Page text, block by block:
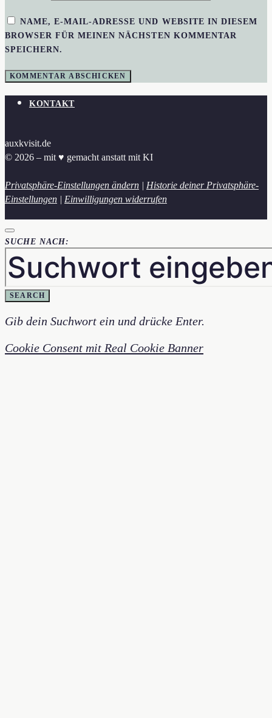
NAME, E-MAIL-ADRESSE UND WEBSITE IN DIESEM
BROWSER FÜR MEINEN NÄCHSTEN KOMMENTAR
SPEICHERN.
KONTAKT
auxkvisit.de
© 2026 – mit ♥︎ gemacht anstatt mit KI
Privatsphäre-Einstellungen ändern | Historie deiner Privatsphäre-
Einstellungen | Einwilligungen widerrufen
SUCHE NACH:
SEARCH
Gib dein Suchwort ein und drücke Enter.
Cookie Consent mit Real Cookie Banner